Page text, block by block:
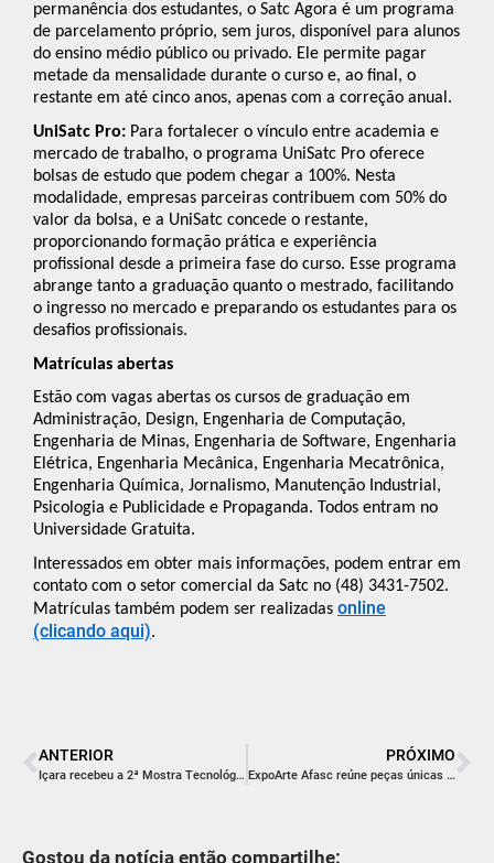
permanência dos estudantes, o Satc Agora é um programa
de parcelamento próprio, sem juros, disponível para alunos
do ensino médio público ou privado. Ele permite pagar
metade da mensalidade durante o curso e, ao final, o
restante em até cinco anos, apenas com a correção anual.
UniSatc Pro: Para fortalecer o vínculo entre academia e
mercado de trabalho, o programa UniSatc Pro oferece
bolsas de estudo que podem chegar a 100%. Nesta
modalidade, empresas parceiras contribuem com 50% do
valor da bolsa, e a UniSatc concede o restante,
proporcionando formação prática e experiência
profissional desde a primeira fase do curso. Esse programa
abrange tanto a graduação quanto o mestrado, facilitando
o ingresso no mercado e preparando os estudantes para os
desafios profissionais.
Matrículas abertas
Estão com vagas abertas os cursos de graduação em
Administração, Design, Engenharia de Computação,
Engenharia de Minas, Engenharia de Software, Engenharia
Elétrica, Engenharia Mecânica, Engenharia Mecatrônica,
Engenharia Química, Jornalismo, Manutenção Industrial,
Psicologia e Publicidade e Propaganda. Todos entram no
Universidade Gratuita.
Interessados em obter mais informações, podem entrar em
contato com o setor comercial da Satc no (48) 3431-7502.
Matrículas também podem ser realizadas online
(clicando aqui).
ANTERIOR
Içara recebeu a 2ª Mostra Tecnológica do Içara Mais Tec neste sábado
PRÓXIMO
ExpoArte Afasc reúne peças únicas e histórias inspiradoras
Gostou da notícia então compartilhe: